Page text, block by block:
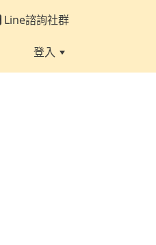
Line諮詢社群
登入